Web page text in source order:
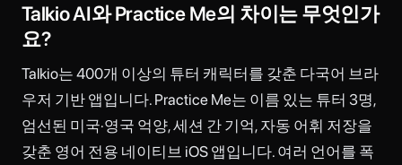
Talkio AI와 Practice Me의 차이는 무엇인가
요?
Talkio는 400개 이상의 튜터 캐릭터를 갖춘 다국어 브라
우저 기반 앱입니다. Practice Me는 이름 있는 튜터 3명,
엄선된 미국·영국 억양, 세션 간 기억, 자동 어휘 저장을
갖춘 영어 전용 네이티브 iOS 앱입니다. 여러 언어를 폭